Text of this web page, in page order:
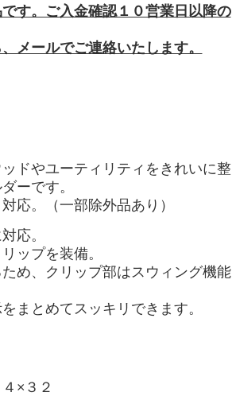
す。ご入金確認１０営業日以降の
メールでご連絡いたします。
ドやユーティリティをきれいに整
ーです。
応。（一部除外品あり）
応。
ップを装備。
め、クリップ部はスウィング機能
まとめてスッキリできます。
×３２